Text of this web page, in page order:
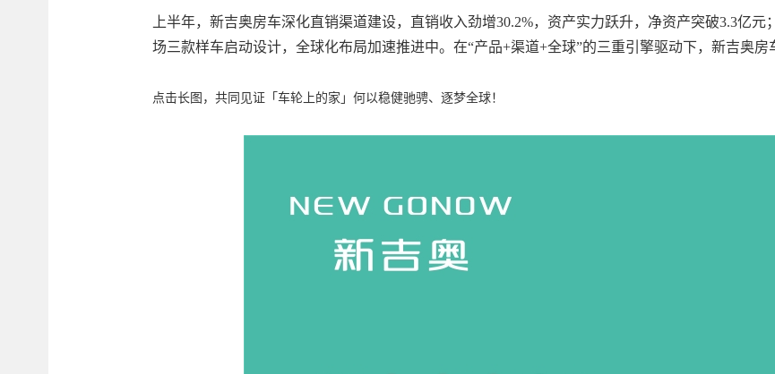
上半年，新吉奥房车深化直销渠道建设，直销收入劲增30.2%，资产实力跃升，净资产突破3.3亿
场三款样车启动设计，全球化布局加速推进中。在“产品+渠道+全球”的三重引擎驱动下，新吉奥房
点击长图，共同见证「车轮上的家」何以稳健驰骋、逐梦全球！